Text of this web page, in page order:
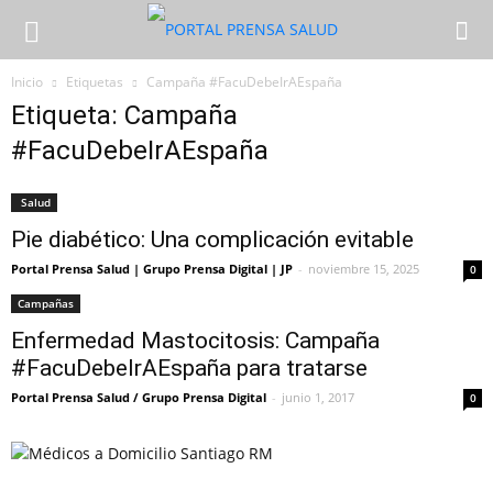
Inicio Etiquetas Campaña #FacuDebeIrAEspaña
Etiqueta: Campaña
#FacuDebeIrAEspaña
Salud
Pie diabético: Una complicación evitable
Portal Prensa Salud | Grupo Prensa Digital | JP - noviembre 15, 2025 0
Campañas
Enfermedad Mastocitosis: Campaña
#FacuDebeIrAEspaña para tratarse
Portal Prensa Salud / Grupo Prensa Digital - junio 1, 2017 0